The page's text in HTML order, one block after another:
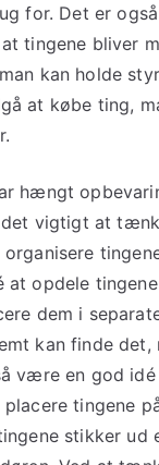
for. Det er
tingene bliver
kan holde
at købe ting,
hængt
vigtigt at
opdele
dem i
kan finde det,
være en god
tingene
stikker ud